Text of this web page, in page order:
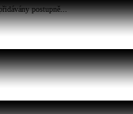
postupně...